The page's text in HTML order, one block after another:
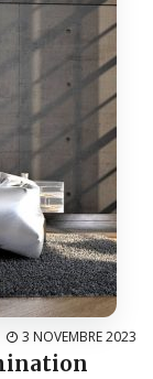
3 NOVEMBRE 2023